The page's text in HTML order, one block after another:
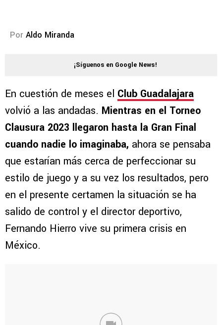
Por Aldo Miranda
¡Síguenos en Google News!
En cuestión de meses el Club Guadalajara
volvió a las andadas. Mientras en el Torneo
Clausura 2023 llegaron hasta la Gran Final
cuando nadie lo imaginaba, ahora se pensaba
que estarían más cerca de perfeccionar su
estilo de juego y a su vez los resultados, pero
en el presente certamen la situación se ha
salido de control y el director deportivo,
Fernando Hierro vive su primera crisis en
México.